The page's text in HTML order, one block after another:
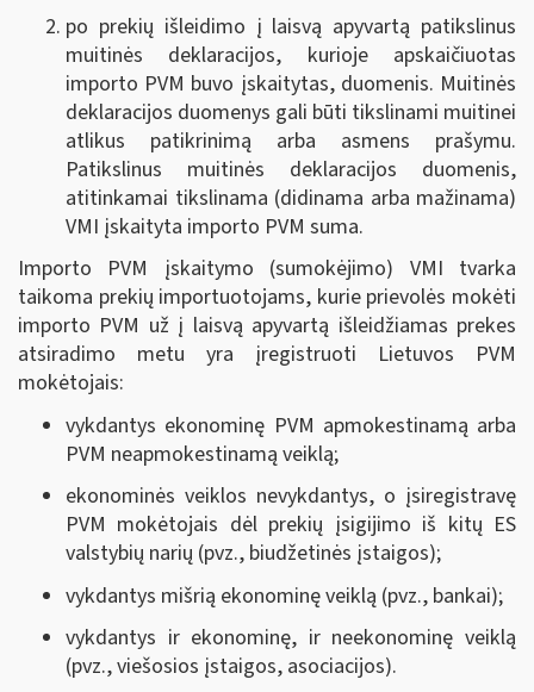
po prekių išleidimo į laisvą apyvartą patikslinus
muitinės deklaracijos, kurioje apskaičiuotas
importo PVM buvo įskaitytas, duomenis. Muitinės
deklaracijos duomenys gali būti tikslinami muitinei
atlikus patikrinimą arba asmens prašymu.
Patikslinus muitinės deklaracijos duomenis,
atitinkamai tikslinama (didinama arba mažinama)
VMI įskaityta importo PVM suma.
Importo PVM įskaitymo (sumokėjimo) VMI tvarka
taikoma prekių importuotojams, kurie prievolės mokėti
importo PVM už į laisvą apyvartą išleidžiamas prekes
atsiradimo metu yra įregistruoti Lietuvos PVM
mokėtojais:
vykdantys ekonominę PVM apmokestinamą arba
PVM neapmokestinamą veiklą;
ekonominės veiklos nevykdantys, o įsiregistravę
PVM mokėtojais dėl prekių įsigijimo iš kitų ES
valstybių narių (pvz., biudžetinės įstaigos);
vykdantys mišrią ekonominę veiklą (pvz., bankai);
vykdantys ir ekonominę, ir neekonominę veiklą
(pvz., viešosios įstaigos, asociacijos).